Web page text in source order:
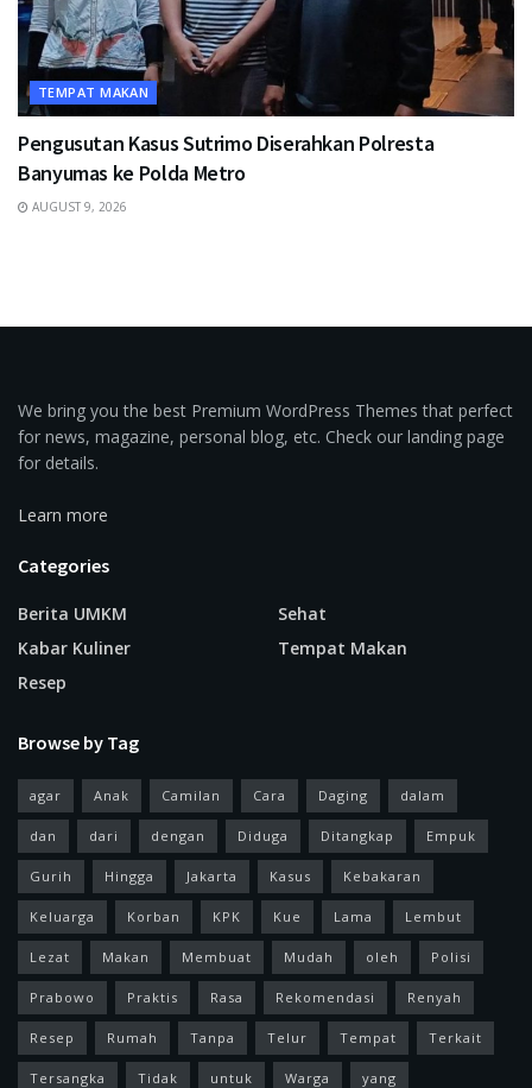
TEMPAT MAKAN
Pengusutan Kasus Sutrimo Diserahkan Polresta
Banyumas ke Polda Metro
AUGUST 9, 2026
We bring you the best Premium WordPress Themes that perfect
for news, magazine, personal blog, etc. Check our landing page
for details.
Learn more
Categories
Berita UMKM
Kabar Kuliner
Resep
Sehat
Tempat Makan
Browse by Tag
agar Anak Camilan Cara Daging dalam
dan dari dengan Diduga Ditangkap Empuk
Gurih Hingga Jakarta Kasus Kebakaran
Keluarga Korban KPK Kue Lama Lembut
Lezat Makan Membuat Mudah oleh Polisi
Prabowo Praktis Rasa Rekomendasi Renyah
Resep Rumah Tanpa Telur Tempat Terkait
Tersangka Tidak untuk Warga yang